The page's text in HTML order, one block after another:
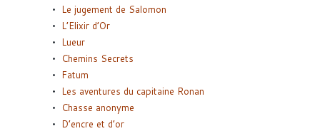
Le jugement de Salomon
L’Elixir d’Or
Lueur
Chemins Secrets
Fatum
Les aventures du capitaine Ronan
Chasse anonyme
D’encre et d’or